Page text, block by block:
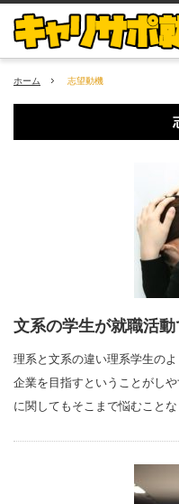
ホーム 志望動機
文系の学生が就職活
理系と文系の違い理系学生の
企業を目指すということがし
に関してもそこまで悩むこと